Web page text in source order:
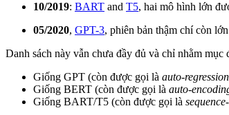
10/2019: BART and T5, hai mô hình lớn
05/2020, GPT-3, phiên bản thậm chí còn
Danh sách này vẫn chưa đầy đủ và chỉ nhằm
Giống GPT (còn được gọi là auto-regression
Giống BERT (còn được gọi là auto-
Giống BART/T5 (còn được gọi là